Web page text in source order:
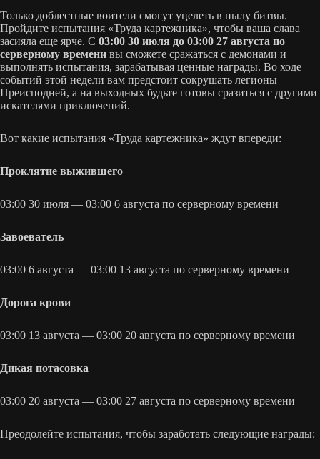
Только доблестные воители смогут уцелеть в пылу битвы.
Пройдите испытания «Труда картежника», чтобы ваша слава
засияла еще ярче. С 03:00 30 июля до 03:00 27 августа по
серверному времени вы сможете сражаться с демонами и
выполнять испытания, зарабатывая ценные награды. Во ходе
событий этой недели вам предстоит сокрушать легионы
Преисподней, а на выходных будьте готовы сразиться с другими
искателями приключений.
Вот какие испытания «Труда картежника» ждут впереди:
Проклятие выжившего
03:00 30 июля — 03:00 6 августа по серверному времени
Завоеватель
03:00 6 августа — 03:00 13 августа по серверному времени
Дорога крови
03:00 13 августа — 03:00 20 августа по серверному времени
Дикая потасовка
03:00 20 августа — 03:00 27 августа по серверному времени
Преодолейте испытания, чтобы заработать следующие награды: